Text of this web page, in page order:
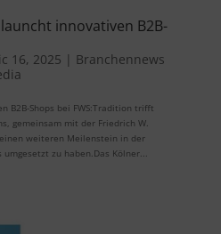
innovativen B2B-
16, 2025 | Branchennews
B2B-Shops bei FWS:Tradition trifft
gemeinsam mit der Friedrich W.
einen weiteren Meilenstein in der
zu haben.Das Kölner...